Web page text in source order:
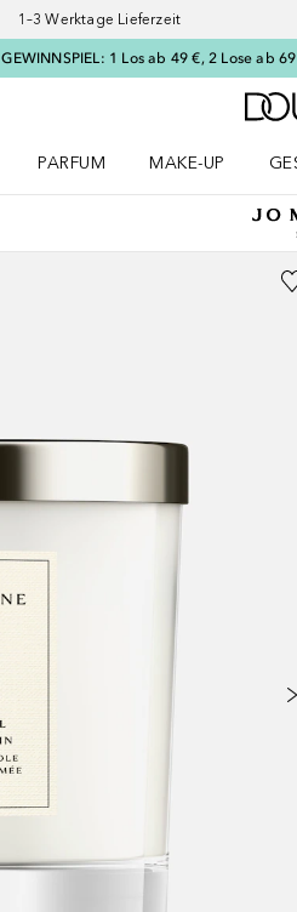
1–3 Werktage Lieferzeit
GEWINNSPIEL: 1 Los ab 49 €, 2 Lose ab
PARFUM
MAKE-UP